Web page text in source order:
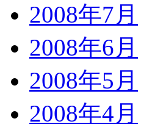
2008年7月
2008年6月
2008年5月
2008年4月